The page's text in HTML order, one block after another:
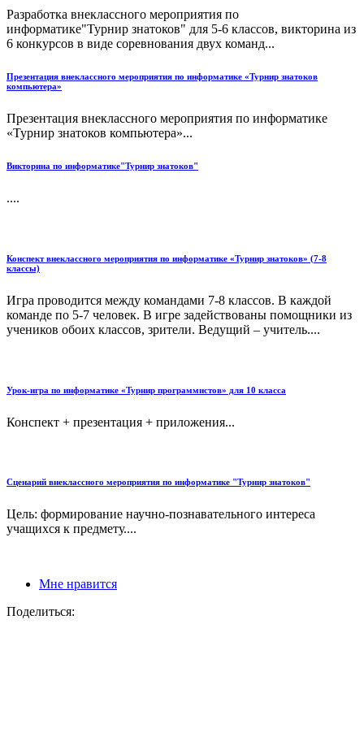
Разработка внеклассного мероприятия по
информатике"Турнир знатоков" для 5-6 классов, викторина из
6 конкурсов в виде соревнования двух команд...
Презентация внеклассного мероприятия по информатике «Турнир знатоков
компьютера»
Презентация внеклассного мероприятия по информатике
«Турнир знатоков компьютера»...
Викторина по информатике"Турнир знатоков"
....
Конспект внеклассного мероприятия по информатике «Турнир знатоков» (7-8
классы)
Игра проводится между командами 7-8 классов. В каждой
команде по 5-7 человек. В игре задействованы помощники из
учеников обоих классов, зрители. Ведущий – учитель....
Урок-игра по информатике «Турнир программистов» для 10 класса
Конспект + презентация + приложения...
Сценарий внеклассного мероприятия по информатике "Турнир знатоков"
Цель: формирование научно-познавательного интереса
учащихся к предмету....
Мне нравится
Поделиться: